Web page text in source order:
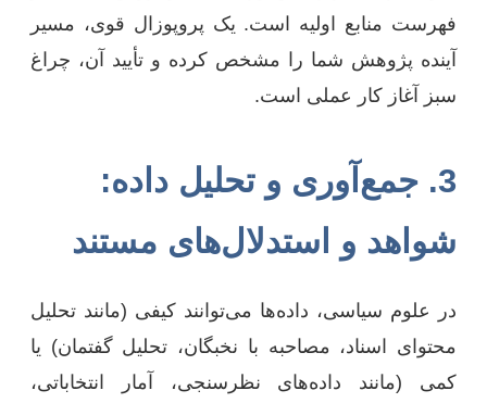
فهرست منابع اولیه است. یک پروپوزال قوی، مسیر
آینده پژوهش شما را مشخص کرده و تأیید آن، چراغ
سبز آغاز کار عملی است.
3. جمع‌آوری و تحلیل داده:
شواهد و استدلال‌های مستند
در علوم سیاسی، داده‌ها می‌توانند کیفی (مانند تحلیل
محتوای اسناد، مصاحبه با نخبگان، تحلیل گفتمان) یا
کمی (مانند داده‌های نظرسنجی، آمار انتخاباتی،